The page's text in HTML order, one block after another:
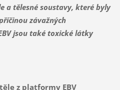
a tělesné soustavy, které byly
závažných
jsou také toxické látky
z platformy EBV